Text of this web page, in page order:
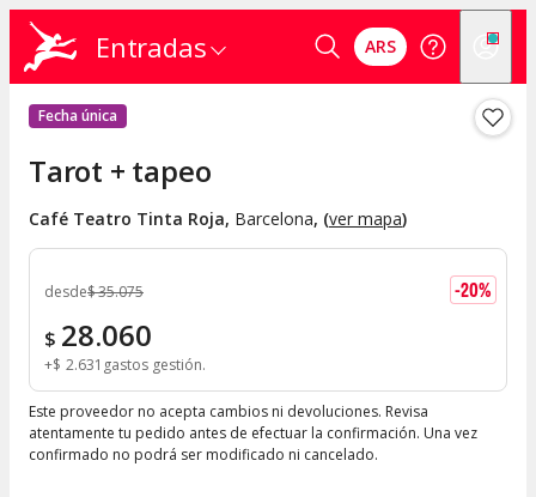
Entradas ARS
Fecha única
Tarot + tapeo
Café Teatro Tinta Roja, Barcelona, (ver mapa)
desde$35.075 -20%
$ 28.060
+$ 2.631 gastos gestión
Este proveedor no acepta cambios ni devoluciones. Revisa
atentamente tu pedido antes de efectuar la confirmación. Una vez
confirmado no podrá ser modificado ni cancelado.